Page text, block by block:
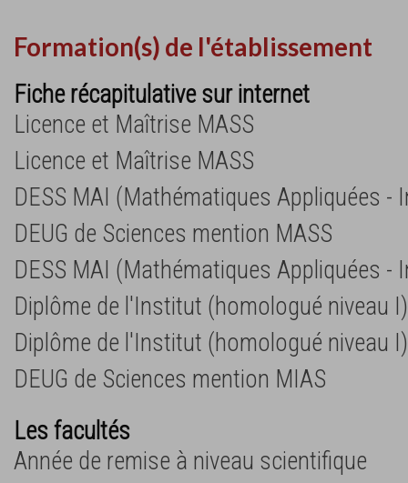
Formation(s) de l'établissement
Fiche récapitulative sur internet
Licence et Maîtrise MASS
Licence et Maîtrise MASS
DESS MAI (Mathématiques Appliquées -
DEUG de Sciences mention MASS
DESS MAI (Mathématiques Appliquées -
Diplôme de l'Institut (homologué niveau I)
Diplôme de l'Institut (homologué niveau I)
DEUG de Sciences mention MIAS
Les facultés
Année de remise à niveau scientifique